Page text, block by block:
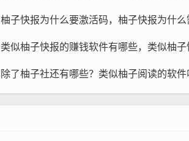
柚子快报为什么要激活码，柚子快报为什么
类似柚子快报的赚钱软件有哪些，类似柚子快报的赚
除了柚子社还有哪些？类似柚子阅读的软件